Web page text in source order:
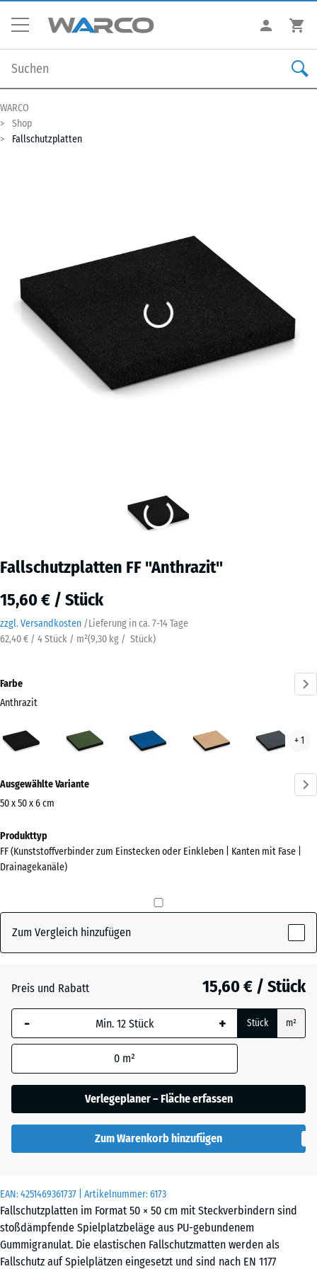
WARCO
Shop
Fallschutzplatten
Fallschutzplatten FF "Anthrazit"
15,60 € / Stück
zzgl. Versandkosten /Lieferung in ca. 7-14 Tage
62,40 € / 4 Stück / m²(9,30 kg / Stück)
EAN:4251469361737 | Artikelnummer:6173
Fallschutzplatten im Format 50 × 50 cm mit Steckverbindern sind
stoßdämpfende Spielplatzbeläge aus PU-gebundenem
Gummigranulat. Die elastischen Fallschutzmatten werden als
Fallschutz auf Spielplätzen eingesetzt und sind nach EN 1177
Farbe
Anthrazit
(active)
Himmelblau Sandbeige
+ 1
Informationen
zu
Farben?
Farbpalette
Anthrazit(active)
+ 2,90 €
Ausgewählte Variante
50 x 50 x 6 cm
Abmessungen
für
den
x
500
Die gewählte, blau
umrandete
Abmessung wird
Produktdaten nicht
anders angegeben)
für die
Bedarfsberechnung
x
50
x 6
cm
Produkttyp
FF (Kunststoffverbinder zum Einstecken oder Einkleben | Kanten mit Fase |
Drainagekanäle)
Zum Vergleich hinzufügen
Preis und Rabatt 15,60 € / Stück
- + Stück m²
0 m²
Verlegeplaner – Fläche erfassen
Zum Warenkorb hinzufügen